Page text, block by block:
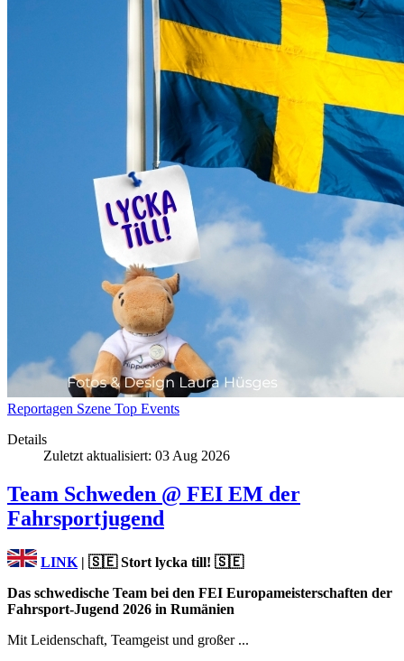
Reportagen Szene Top Events
Details
Zuletzt aktualisiert: 03 Aug 2026
Team Schweden @ FEI EM der
Fahrsportjugend
LINK | 🇸🇪 Stort lycka till! 🇸🇪
Das schwedische Team bei den FEI Europameisterschaften der
Fahrsport-Jugend 2026 in Rumänien
Mit Leidenschaft, Teamgeist und großer ...